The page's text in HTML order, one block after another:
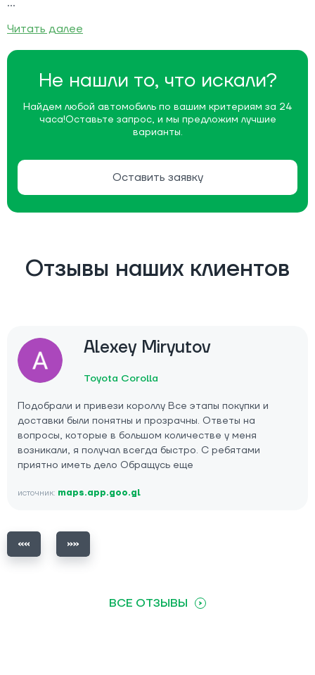
Не нашли то, что искали?
Найдем любой автомобиль по вашим критериям за 24
часа!Оставьте запрос, и мы предложим лучшие
варианты.
Оставить заявку
Читать далее
Отзывы наших клиентов
Alexey Miryutov
Toyota Corolla
Подобрали и привези короллу Все этапы покупки и
доставки были понятны и прозрачны. Ответы на
вопросы, которые в большом количестве у меня
возникали, я получал всегда быстро. С ребятами
приятно иметь дело Обращусь еще
источник: maps.app.goo.gl
ВСЕ ОТЗЫВЫ